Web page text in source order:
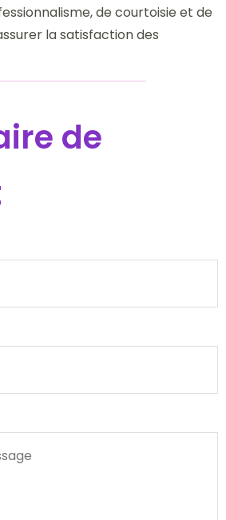
de courtoisie et de
la satisfaction des
de